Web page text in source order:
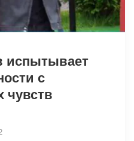
испытывает
с
чувств